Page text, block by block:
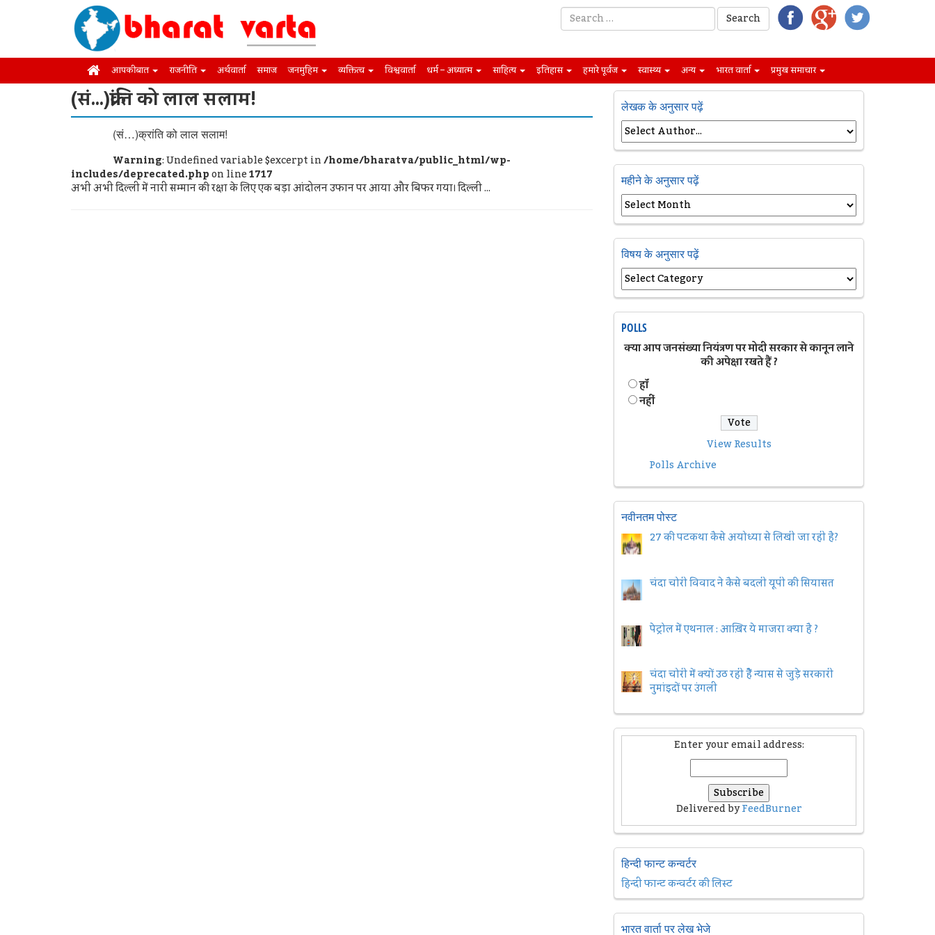
आपकी बात राजनीति अर्थवार्ता समाज जनमुहिम व्यक्तित्व विश्ववार्ता धर्म – अध्यात्म साहित्य इतिहास हमारे पूर्वज स्वास्थ्य अन्य भारत वार्ता प्रमुख समाचार
(सं…)क्रांति को लाल सलाम!
(सं…)क्रांति को लाल सलाम!
Warning: Undefined variable $excerpt in/home/bharatva/public_html/wp-
includes/deprecated.phpon line1717
अभी अभी दिल्ली में नारी सम्मान की रक्षा के लिए एक बड़ा आंदोलन उफान पर आया और बिफर गया। दिल्ली ...
लेखक के अनुसार पढ़ें
महीने के अनुसार पढ़ें
विषय के अनुसार पढ़ें
POLLS
क्या आप जनसंख्या नियंत्रण पर मोदी सरकार से कानून लाने
की अपेक्षा रखते हैं ?
हॉं
नहीं
View Results
Polls Archive
नवीनतम पोस्ट
27 की पटकथा कैसे अयोध्या से लिखी जा रही है?
चंदा चोरी विवाद ने कैसे बदली यूपी की सियासत
पेट्रोल में एथनाल : आख़िर ये माजरा क्या है ?
चंदा चोरी में क्यों उठ रही हैैं न्यास से जुड़े सरकारी
नुमांइदों पर उंगली
Enter your email address:
Delivered byFeedBurner
हिन्दी फान्ट कन्वर्टर
हिन्दी फान्ट कन्वर्टर की लिस्ट
भारत वार्ता पर लेख भेजे